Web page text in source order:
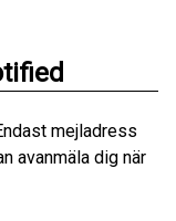
mejladress
avanmäla dig när